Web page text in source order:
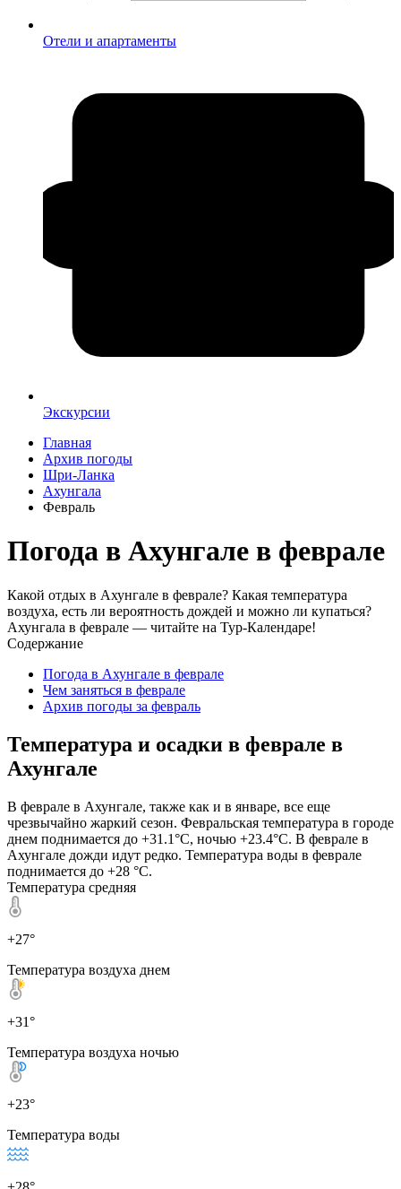
Отели и апартаменты
Экскурсии
Главная
Архив погоды
Шри-Ланка
Ахунгала
Февраль
Погода в Ахунгале в феврале
Какой отдых в Ахунгале в феврале? Какая температура
воздуха, есть ли вероятность дождей и можно ли купаться?
Ахунгала в феврале — читайте на Тур-Календаре!
Содержание
Погода в Ахунгале в феврале
Чем заняться в феврале
Архив погоды за февраль
Температура и осадки в феврале в
Ахунгале
В феврале в Ахунгале, также как и в январе, все еще
чрезвычайно жаркий сезон. Февральская температура в городе
днем поднимается до +31.1°C, ночью +23.4°C. В феврале в
Ахунгале дожди идут редко. Температура воды в феврале
поднимается до +28 °C.
Температура средняя
+27°
Температура воздуха днем
+31°
Температура воздуха ночью
+23°
Температура воды